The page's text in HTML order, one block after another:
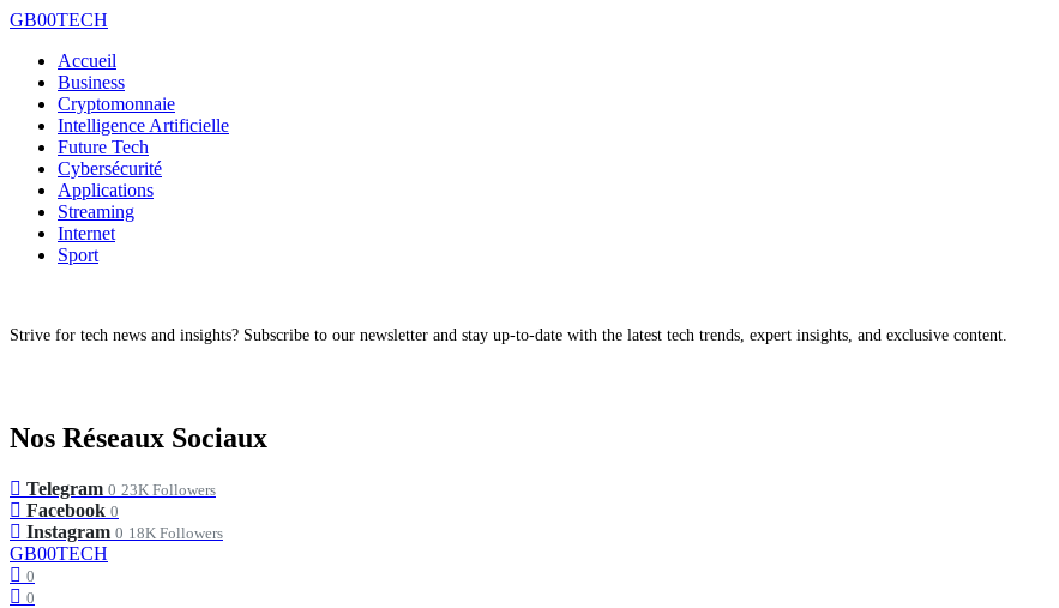
GB00TECH
Accueil
Business
Cryptomonnaie
Intelligence Artificielle
Future Tech
Cybersécurité
Applications
Streaming
Internet
Sport
Strive for tech news and insights? Subscribe to our newsletter and stay up-to-date with the latest tech trends, expert insights, and exclusive content.
Nos Réseaux Sociaux
Telegram 0 23K Followers
Facebook 0
Instagram 0 18K Followers
GB00TECH
0
0